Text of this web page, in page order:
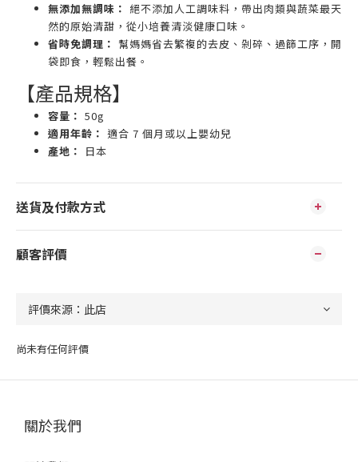
無添加無調味： 絕不添加人工調味料，帶出肉類與蔬菜最天
然的原始清甜，從小培養清淡健康口味。
省時免調理： 幫媽媽省去繁複的去皮、剁碎、過篩工序，開
袋即食，輕鬆出餐。
【產品規格】
容量： 50g
適用年齡： 適合 7 個月或以上嬰幼兒
產地：
日本
送貨及付款方式
顧客評價
尚未有任何評價
關於我們